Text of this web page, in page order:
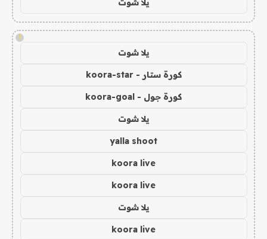
!
يلا شوت
كورة ستار - koora-star
كورة جول - koora-goal
يلا شوت
yalla shoot
koora live
koora live
يلا شوت
koora live